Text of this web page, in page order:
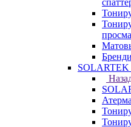
SOLARTEK